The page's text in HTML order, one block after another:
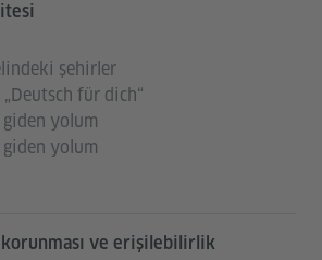
şehirler
für dich“
giden yolum
giden yolum
ve erişilebilirlik